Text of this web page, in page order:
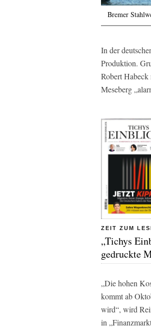
Bremer
In der
Produktion.
Robert
Meseberg
ZEIT ZUM
„Tichys
gedruckte
„Die hohen
kommt ab
wird“, wird
in